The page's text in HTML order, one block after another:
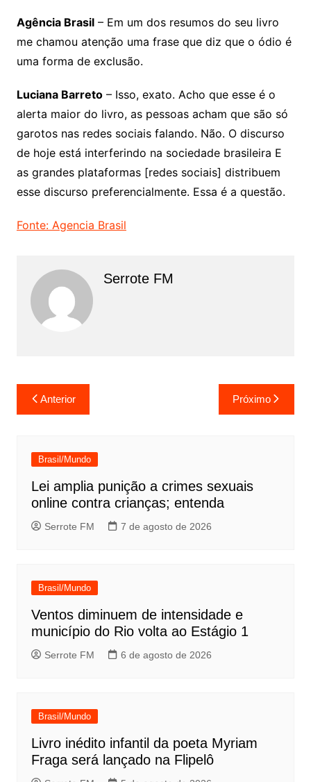
Agência Brasil– Em um dos resumos do seu livro
me chamou atenção uma frase que diz que o ódio é
uma forma de exclusão.
Luciana Barreto– Isso, exato. Acho que esse é o
alerta maior do livro, as pessoas acham que são só
garotos nas redes sociais falando. Não. O discurso
de hoje está interferindo na sociedade brasileira E
as grandes plataformas [redes sociais] distribuem
esse discurso preferencialmente. Essa é a questão.
Fonte: Agencia Brasil
Serrote FM
Navegação
de
Anterior Próximo
Brasil/Mundo
Lei amplia punição a crimes sexuais
online contra crianças; entenda
Serrote FM 7 de agosto de 2026
Brasil/Mundo
Ventos diminuem de intensidade e
município do Rio volta ao Estágio 1
Serrote FM 6 de agosto de 2026
Brasil/Mundo
Livro inédito infantil da poeta Myriam
Fraga será lançado na Flipelô